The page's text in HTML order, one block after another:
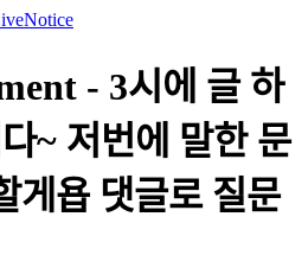
Notice
- 3시에 글 하
~ 저번에 말한 문
게욥 댓글로 질문